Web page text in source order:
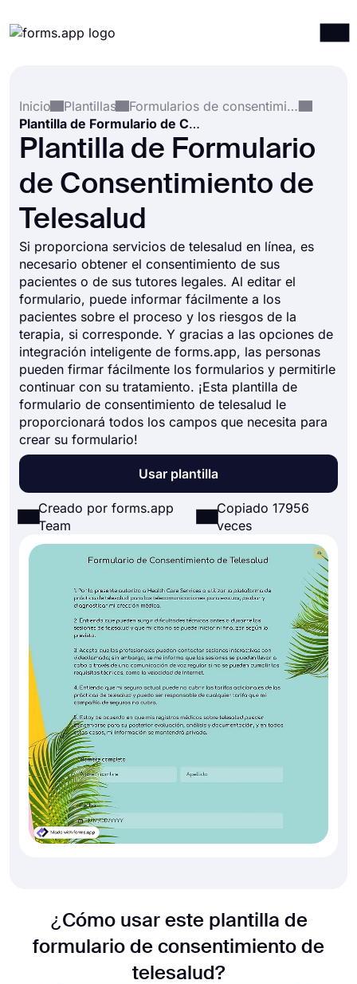
Integraciones
Plantillas
Recursos
Inicio
Plantillas
Formularios de consentimiento
Plantilla de Formulario de Consentimiento de Telesalud
Plantilla de Formulario
de Consentimiento de
Telesalud
Si proporciona servicios de telesalud en línea, es
necesario obtener el consentimiento de sus
pacientes o de sus tutores legales. Al editar el
formulario, puede informar fácilmente a los
pacientes sobre el proceso y los riesgos de la
terapia, si corresponde. Y gracias a las opciones de
integración inteligente de forms.app, las personas
pueden firmar fácilmente los formularios y permitirle
continuar con su tratamiento. ¡Esta plantilla de
formulario de consentimiento de telesalud le
proporcionará todos los campos que necesita para
crear su formulario!
Usar plantilla
Creado por forms.app
Team
Copiado 17956
veces
¿Cómo usar este plantilla de
formulario de consentimiento de
telesalud?